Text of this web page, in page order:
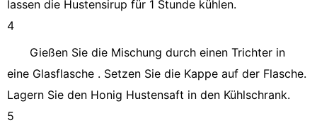
lassen die Hustensirup für 1 Stunde kühlen.
4
Gießen Sie die Mischung durch einen Trichter in
eine Glasflasche . Setzen Sie die Kappe auf der Flasche.
Lagern Sie den Honig Hustensaft in den Kühlschrank.
5